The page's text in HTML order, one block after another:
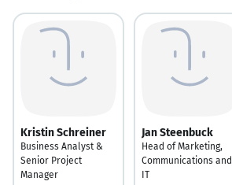
Kristin Schreiner
Business Analyst &
Senior Project
Manager
Jan Steenbuck
Head of Marketing,
Communications and
IT